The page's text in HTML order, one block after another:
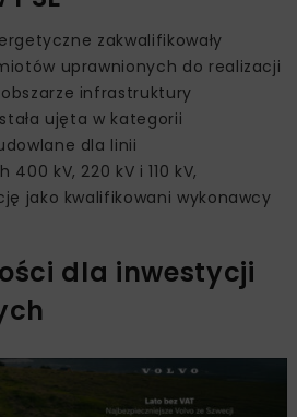
zakwalifikowały
uprawnionych do realizacji
infrastruktury
ujęta w kategorii
dla linii
kV, 220 kV i 110 kV,
jako kwalifikowani wykonawcy
dla inwestycji